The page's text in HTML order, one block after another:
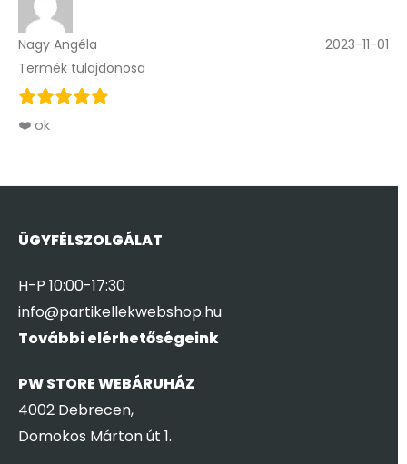
Nagy Angéla
Termék tulajdonosa
2023-11-01
❤️ ok
ÜGYFÉLSZOLGÁLAT
H-P 10:00-17:30
info@partikellekwebshop.hu
További elérhetőségeink
PW STORE WEBÁRUHÁZ
4002 Debrecen,
Domokos Márton út 1.